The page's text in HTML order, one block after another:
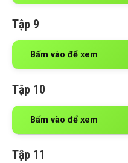
Tập 9
Bấm vào để xem
Tập 10
Bấm vào để xem
Tập 11